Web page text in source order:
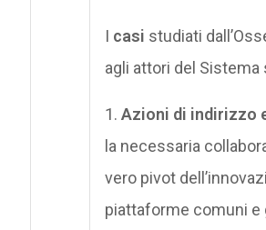
I casi studiati
agli attori del
1. Azioni di indirizzo
la necessaria
vero pivot
piattaforme comuni e